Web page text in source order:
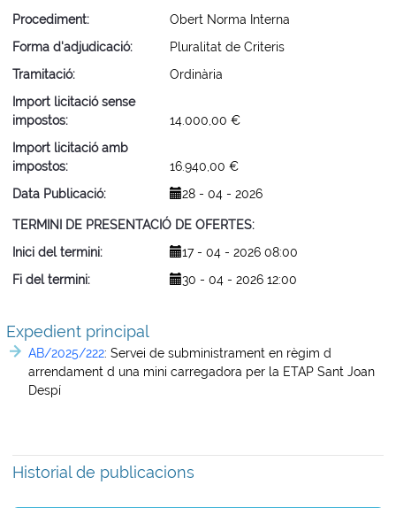
Procediment
Obert Norma Interna
Forma d'adjudicació
Pluralitat de Criteris
Tramitació
Ordinària
Import licitació sense
impostos
14.000,00 €
Import licitació amb
impostos
16.940,00 €
Data Publicació
28 - 04 - 2026
TERMINI DE PRESENTACIÓ DE OFERTES
Inici del termini
17 - 04 - 2026 08:00
Fi del termini
30 - 04 - 2026 12:00
Expedient principal
AB/2025/222: Servei de subministrament en règim d
arrendament d una mini carregadora per la ETAP Sant Joan
Despí
Historial de publicacions